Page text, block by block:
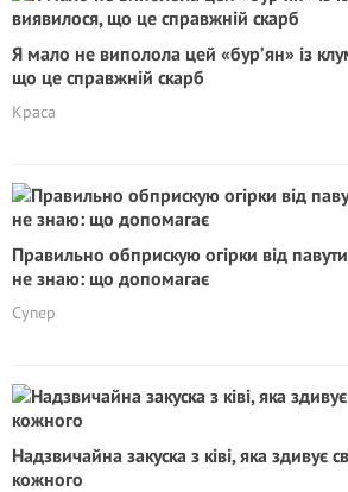
Я мало не виполола цей «бур’ян» із
що це справжній скарб
Краса
Правильно обприскую огірки від
не знаю: що допомагає
Супер
Надзвичайна закуска з ківі, яка здивує
кожного